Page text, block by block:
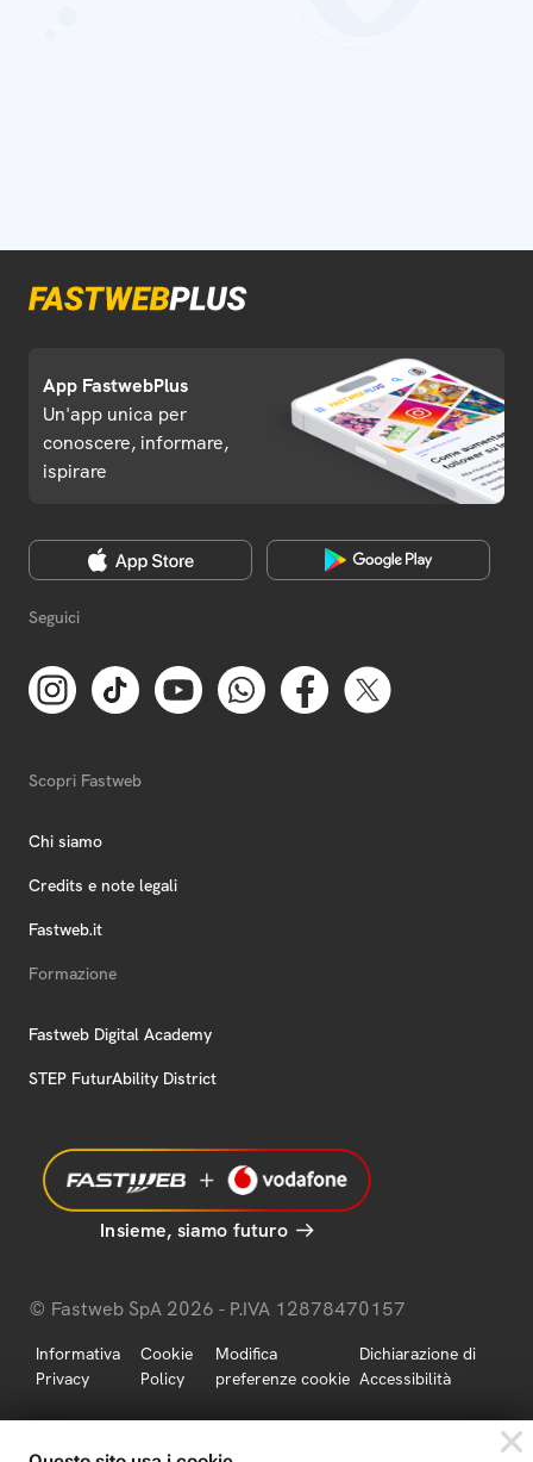
App FastwebPlus
Un'app unica per
conoscere, informare,
ispirare
Seguici
Scopri Fastweb
Chi siamo
Credits e note legali
Fastweb.it
Formazione
Fastweb Digital Academy
STEP FuturAbility District
Insieme, siamo futuro
© Fastweb SpA 2026 - P.IVA 12878470157
Informativa
Privacy
Cookie
Policy
Modifica
preferenze cookie
Dichiarazione di
Accessibilità